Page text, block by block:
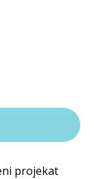
projekat